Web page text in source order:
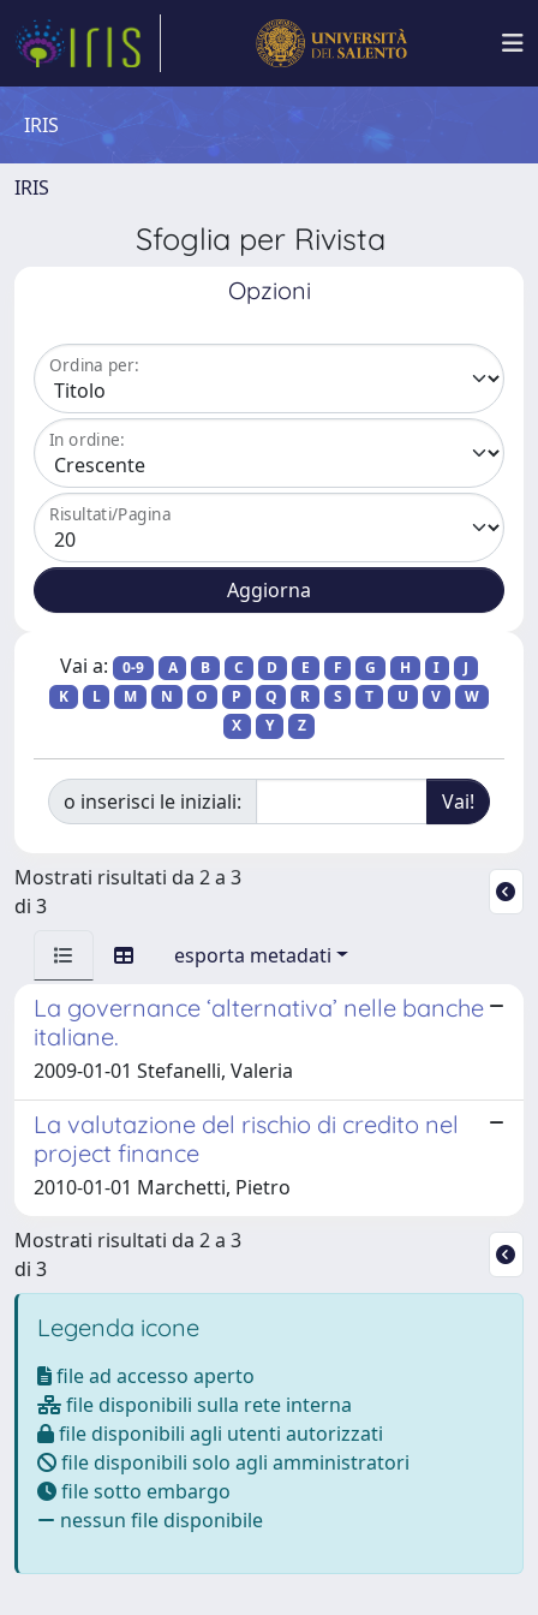
IRIS
IRIS
Sfoglia per Rivista
Opzioni
Ordina per:
In ordine:
Risultati/Pagina
Vai a: 0-9 A B C D E F G H I
J
K
L M N O P Q R S T U V
W
X
Y Z
o inserisci le iniziali:
Mostrati risultati da 2 a 3
di 3
esporta metadati
La governance ‘alternativa’ nelle banche
italiane.
2009-01-01 Stefanelli, Valeria
La valutazione del rischio di credito nel
project finance
2010-01-01 Marchetti, Pietro
Mostrati risultati da 2 a 3
di 3
Legenda icone
file ad accesso aperto
file disponibili sulla rete interna
file disponibili agli utenti autorizzati
file disponibili solo agli amministratori
file sotto embargo
nessun file disponibile